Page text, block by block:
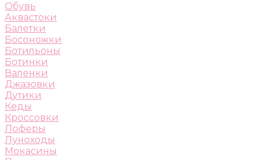
Обувь
Аквастоки
Балетки
Босоножки
Ботильоны
Ботинки
Валенки
Джазовки
Дутики
Кеды
Кроссовки
Лоферы
Луноходы
Мокасины